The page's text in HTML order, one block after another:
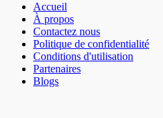
Accueil
À propos
Contactez nous
Politique de confidentialité
Conditions d'utilisation
Partenaires
Blogs